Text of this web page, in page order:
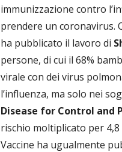
immunizzazione contro
prendere un coronavirus.
ha pubblicato il lavoro di
persone, di cui il 68%
virale con dei virus
l’influenza, ma solo nei
Disease for Control and
rischio moltiplicato per
Vaccine ha ugualmente